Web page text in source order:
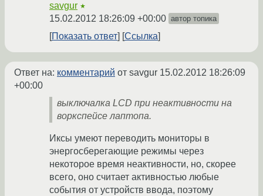
savgur ★
15.02.2012 18:26:09 +00:00 автор топика
Показать ответ Ссылка
Ответ на: комментарий от savgur 15.02.2012 18:26:09
+00:00
выключалка LCD при неактивности на
воркспейсе лаптопа.
Иксы умеют переводить мониторы в
энергосберегающие режимы через
некоторое время неактивности, но, скорее
всего, оно считает активностью любые
события от устройств ввода, поэтому